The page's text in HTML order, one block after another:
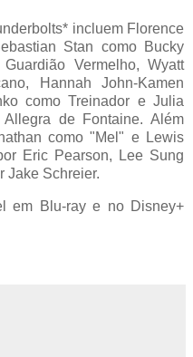
incluem Florence
Stan como Bucky
Vermelho, Wyatt
Hannah John-Kamen
como Treinador e Julia
Allegra de Fontaine. Além
como "Mel" e Lewis
Eric Pearson, Lee Sung
Jake Schreier.
em Blu-ray e no Disney+